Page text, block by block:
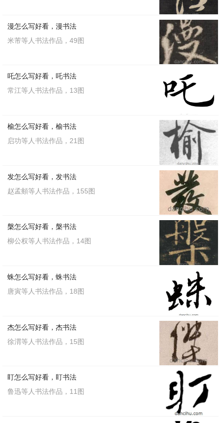
漫怎么写好看，漫书法
米芾等人书法作品，49图
吒怎么写好看，吒书法
常江等人书法作品，13图
榆怎么写好看，榆书法
启功等人书法作品，21图
发怎么写好看，发书法
赵孟頫等人书法作品，155图
槃怎么写好看，槃书法
柳公权等人书法作品，14图
蛛怎么写好看，蛛书法
唐寅等人书法作品，18图
杰怎么写好看，杰书法
徐渭等人书法作品，15图
盯怎么写好看，盯书法
鲁迅等人书法作品，11图